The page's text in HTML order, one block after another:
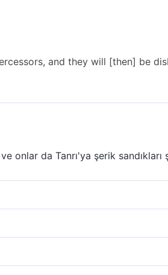
and they will [then] be
onlar da Tanrı'ya şerik sandıkları
Zaten onlar, ortaklarını da
ortaklarını inkar ediyorlar.